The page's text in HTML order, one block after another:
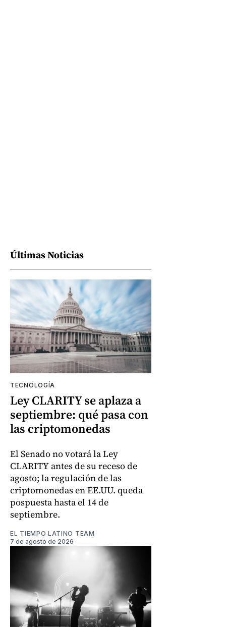
Últimas Noticias
TECNOLOGÍA
Ley CLARITY se aplaza a
septiembre: qué pasa con
las criptomonedas
El Senado no votará la Ley
CLARITY antes de su receso de
agosto; la regulación de las
criptomonedas en EE.UU. queda
pospuesta hasta el 14 de
septiembre.
EL TIEMPO LATINO TEAM
7 de agosto de 2026